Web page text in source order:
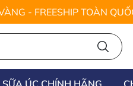
- FREESHIP TOÀN
SỮA ÚC CHÍNH HÃNG